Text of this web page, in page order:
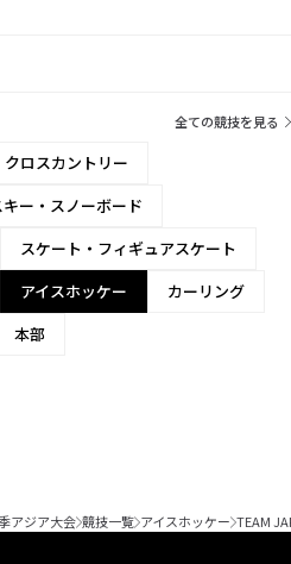
全ての競技を見る
クロスカントリー
キー・スノーボード
スケート・フィギュアスケート
アイスホッケー
カーリング
本部
アジア大会 競技一覧 アイスホッケー TEAM